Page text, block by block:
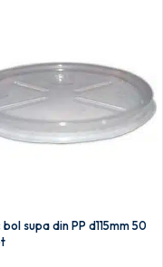
supa din PP d115mm 50